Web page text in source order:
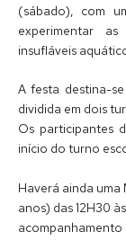
(sábado), com
experimentar
insufláveis
A festa destina-
dividida em dois
Os participantes
início do turno
Haverá ainda uma
anos) das 12H30